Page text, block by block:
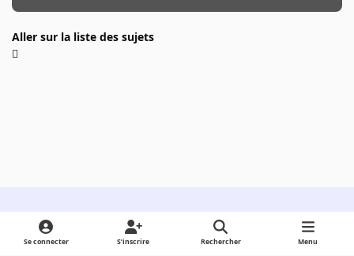
Aller sur la liste des sujets
Light ModeDark ModeSystem Preference
Se connecter S’inscrire Rechercher Menu